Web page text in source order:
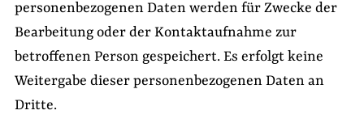
personenbezogenen Daten werden für Zwecke der
Bearbeitung oder der Kontaktaufnahme zur
betroffenen Person gespeichert. Es erfolgt keine
Weitergabe dieser personenbezogenen Daten an
Dritte.